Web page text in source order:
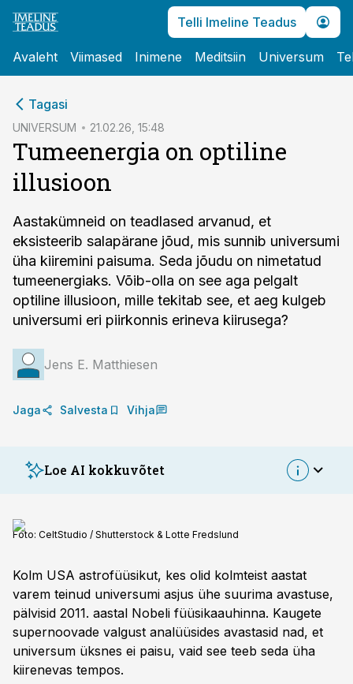
Telli Imeline Teadus
Avaleht Viimased Inimene Meditsiin Universum
Tagasi
UNIVERSUM 21.02.26, 15:48
Tumeenergia on optiline
illusioon
Aastakümneid on teadlased arvanud, et
eksisteerib salapärane jõud, mis sunnib universumi
üha kiiremini paisuma. Seda jõudu on nimetatud
tumeenergiaks. Võib-olla on see aga pelgalt
optiline illusioon, mille tekitab see, et aeg kulgeb
universumi eri piirkonnis erineva kiirusega?
Jens E. Matthiesen
Jaga Salvesta Vihja
Loe AI kokkuvõtet
Foto: CeltStudio / Shutterstock & Lotte Fredslund
Kolm USA astrofüüsikut, kes olid kolmteist aastat
varem teinud universumi asjus ühe suurima avastuse,
pälvi­sid 2011. aastal Nobeli füüsikaauhinna. Kaugete
supernoovade valgust analüüsides avastasid nad, et
universum üksnes ei paisu, vaid see teeb seda üha
kiirenevas tempos.